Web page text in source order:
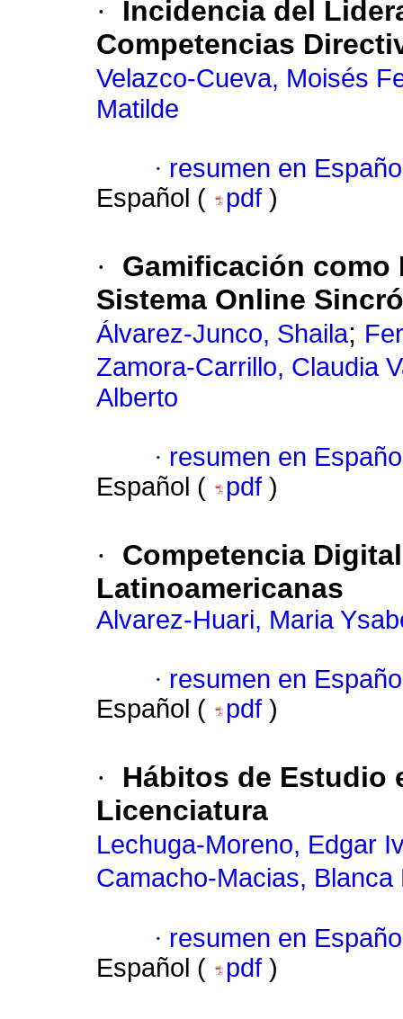
·
Incidencia del
Competencias
Velazco-Cueva, Moisés
Matilde
· resumen en
Español (
pdf )
·
Gamificación como
Sistema Online
Álvarez-Junco, Shaila;
Zamora-Carrillo, Claudia
Alberto
· resumen en
Español (
pdf )
·
Competencia
Latinoamericanas
Alvarez-Huari, Maria
· resumen en
Español (
pdf )
·
Hábitos de Estudio
Licenciatura
Lechuga-Moreno, Edgar
Camacho-Macias, Blanca
· resumen en
Español (
pdf )